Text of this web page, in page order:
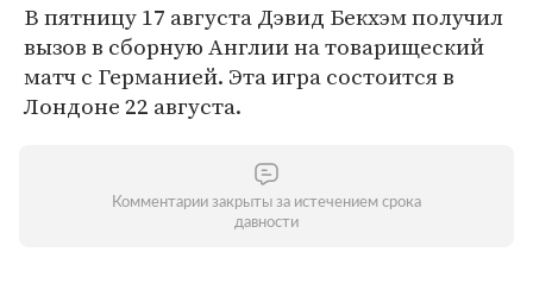
В пятницу 17 августа Дэвид Бекхэм получил
вызов в сборную Англии на товарищеский
матч с Германией. Эта игра состоится в
Лондоне 22 августа.
Комментарии закрыты за истечением срока
давности